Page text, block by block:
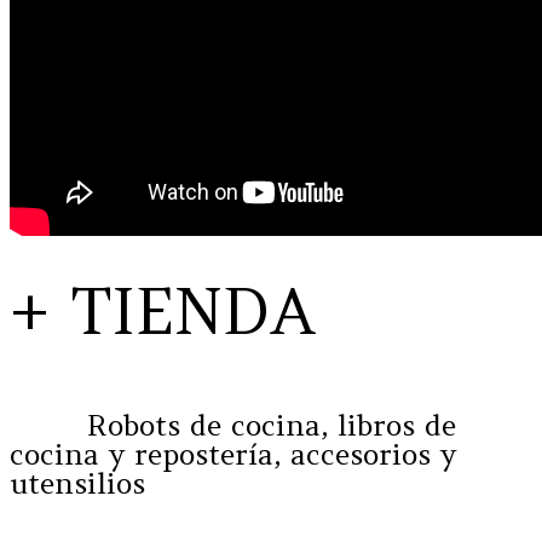
+ TIENDA
Robots de cocina, libros de
cocina y repostería, accesorios y
utensilios